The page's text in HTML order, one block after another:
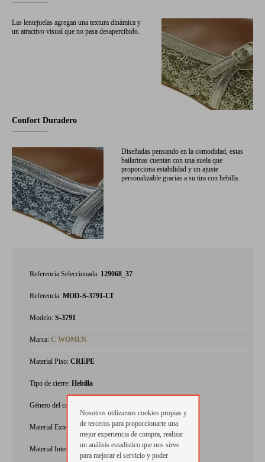
Las lentejuelas agregan una textura dinámica y
un atractivo visual que no pasa desapercibido.
Confort Duradero
Diseñadas pensando en la comodidad, estas
bailarinas cuentan con una suela que
proporciona estabilidad y un ajuste
personalizable gracias a su tira con hebilla.
Referencia Seleccionada: 129068_37
Referencia: MOD-S-3791-LT
Modelo: S-3791
Marca: C WOMEN
Material Piso: CREPE
Tipo de cierre: Hebilla
Género del calzado:
Material Exterior:metalizado
Material Interior: piel
Nosotros utilizamos cookies propias y
de terceros para proporcionarte una
mejor experiencia de compra, realizar
un análisis estadístico que nos sirve
para mejorar el servicio y poder